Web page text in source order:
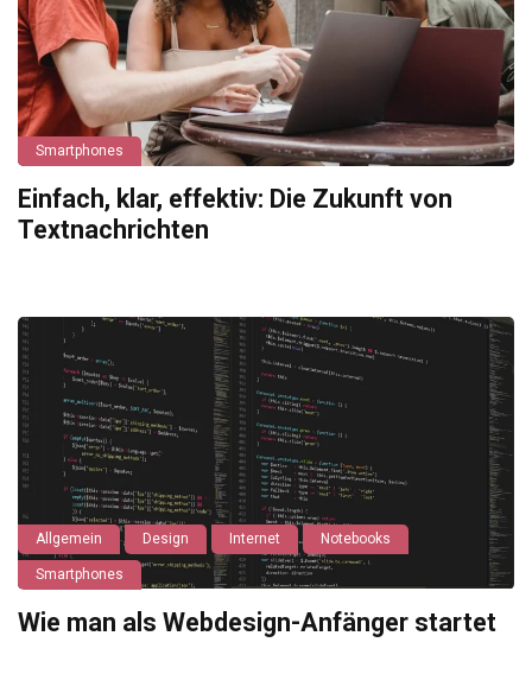
Smartphones
Einfach, klar, effektiv: Die Zukunft von
Textnachrichten
Allgemein Design Internet Notebooks
Smartphones
Wie man als Webdesign-Anfänger startet